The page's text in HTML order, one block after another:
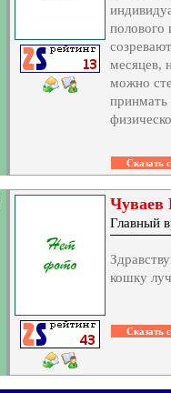
полового
месяцев,
можно
принмать
Чуваев
Главный
кошку